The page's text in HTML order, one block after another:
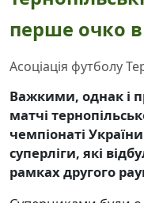
перше очко в
Асоціація футболу
Важкими, однак і
матчі
чемпіонаті
суперліги, які
рамках другого